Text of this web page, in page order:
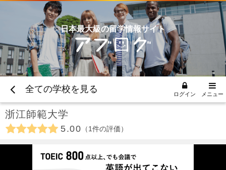
日本最大級の留学情報サイト
全ての学校を見る ログイン メニュー
浙江師範大学
5.00 1件の評価